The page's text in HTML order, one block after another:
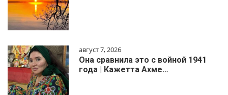
август 7, 2026
Она сравнила это с войной 1941
года | Кажетта Ахме…